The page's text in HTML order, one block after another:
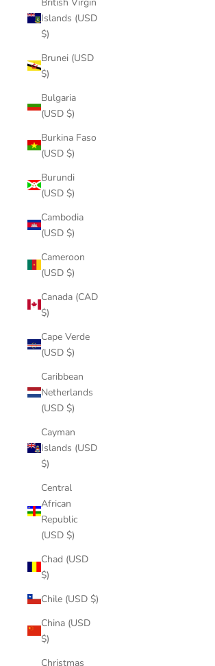
Islands (USD
$)
Brunei (USD
$)
Bulgaria
(USD $)
Burkina Faso
(USD $)
Burundi
(USD $)
Cambodia
(USD $)
Cameroon
(USD $)
Canada (CAD
$)
Cape Verde
(USD $)
Caribbean
Netherlands
(USD $)
Cayman
Islands (USD
$)
Central
African
Republic
(USD $)
Chad (USD
$)
Chile (USD $)
China (USD
$)
Christmas